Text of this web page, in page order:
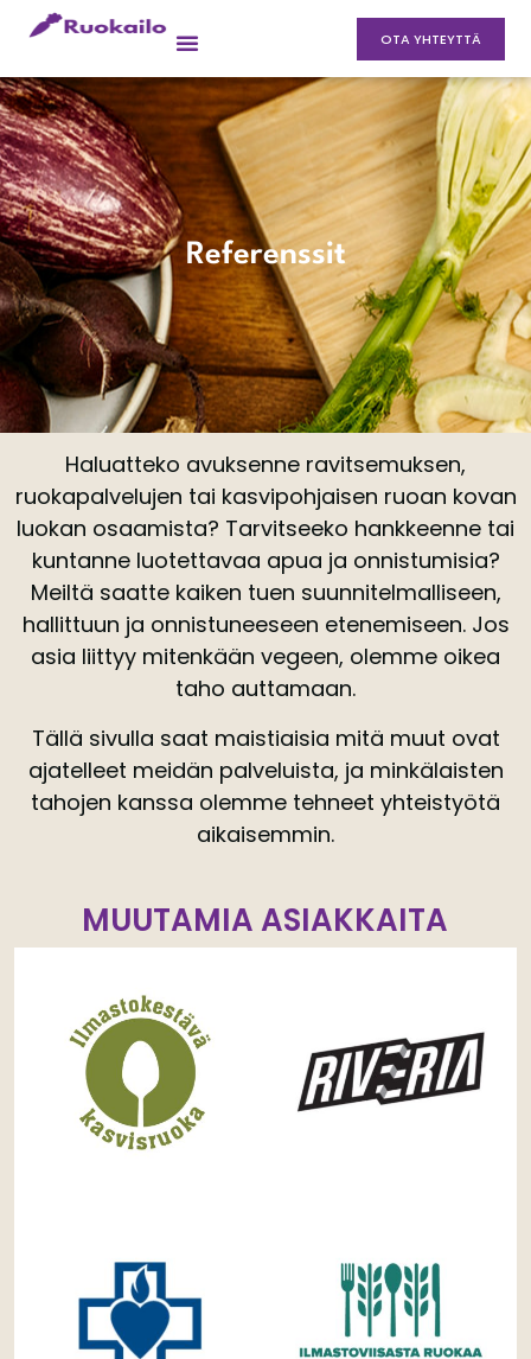
OTA YHTEYTTÄ
Referenssit
Haluatteko avuksenne ravitsemuksen,
ruokapalvelujen tai kasvipohjaisen ruoan kovan
luokan osaamista? Tarvitseeko hankkeenne tai
kuntanne luotettavaa apua ja onnistumisia?
Meiltä saatte kaiken tuen suunnitelmalliseen,
hallittuun ja onnistuneeseen etenemiseen. Jos
asia liittyy mitenkään vegeen, olemme oikea
taho auttamaan.
Tällä sivulla saat maistiaisia mitä muut ovat
ajatelleet meidän palveluista, ja minkälaisten
tahojen kanssa olemme tehneet yhteistyötä
aikaisemmin.
MUUTAMIA ASIAKKAITA